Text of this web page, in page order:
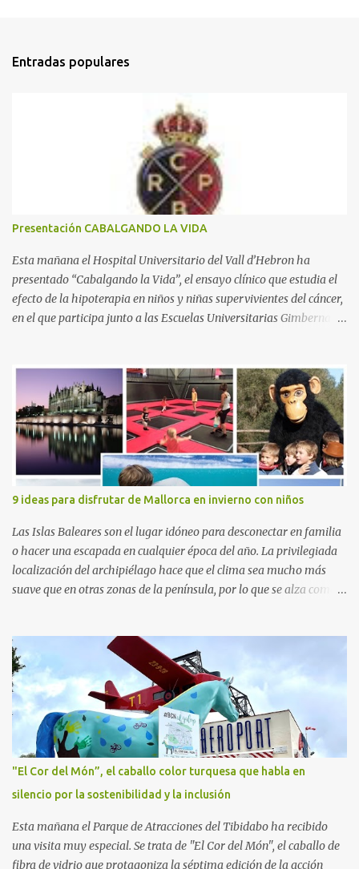
e
s
Entradas populares
Presentación CABALGANDO LA VIDA
Esta mañana el Hospital Universitario del Vall d’Hebron ha
presentado “Cabalgando la Vida”, el ensayo clínico que estudia el
efecto de la hipoterapia en niños y niñas supervivientes del cáncer,
en el que participa junto a las Escuelas Universitarias Gimbernat,
presencia de Emilio Zegrí, presidente de la Fundación RCPB; la Dra.
Anna Llort, adjunta del Servicio de Oncología Pediátrica del
Hospital Vall d’Hebron e investigadora del grupo de Investigación
Traslacional en Cáncer en la Infancia y la Adolescencia del Vall
d’Hebron Instituto de Investigación (VHIR); Anna Saló, psicóloga
del Servicio de Oncología Pediátrica del Vall d’Hebron y del grupo
de Investigación Traslacional en Cáncer en la Infancia y la
Adolescencia del VHIR y Teresa Xipell, fisioterapeuta y directora de
hipoterapia en la Fundación Federica Cerdá. Imágenes cortesía de
asesoría de ...
9 ideas para disfrutar de Mallorca en invierno con niños
Las Islas Baleares son el lugar idóneo para desconectar en familia
o hacer una escapada en cualquier época del año. La privilegiada
localización del archipiélago hace que el clima sea mucho más
suave que en otras zonas de la península, por lo que se alza como
ejemplo, ofrece un amplio abanico de posibilidades, desde
actividades al aire libre, propuestas lúdicas o deportivas, hasta
propuestas gastronómicas para poder disfrutar al máximo con los
niños y garantizar una experiencia inolvidable. Palma Aquarium
A unos 15 minutos en coche de la capital Balear y a tan sólo 500
metros de la playa, se encuentra el Palma Aquarium, un lugar
donde grandes y pequeños quedarán fascinados con los 8.000
ejemplares de 700 especies distintas procedentes del Mediterráneo
y los océanos Índico, Atlántico y Pacífico. El recorrido por el
acuario se plantea como un viaje a...
"El Cor del Món”, el caballo color turquesa que habla en
silencio por la sostenibilidad y la inclusión
Esta mañana el Parque de Atracciones del Tibidabo ha recibido
una visita muy especial. Se trata de "El Cor del Món", el caballo de
fibra de vidrio que protagoniza la séptima edición de la acción